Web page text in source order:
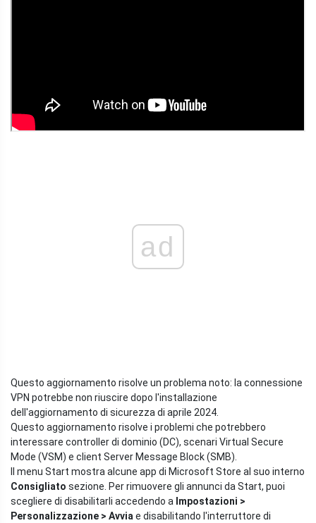
ad
Questo aggiornamento risolve un problema noto: la connessione
VPN potrebbe non riuscire dopo l'installazione
dell'aggiornamento di sicurezza di aprile 2024.
Questo aggiornamento risolve i problemi che potrebbero
interessare controller di dominio (DC), scenari Virtual Secure
Mode (VSM) e client Server Message Block (SMB).
Il menu Start mostra alcune app di Microsoft Store al suo interno
Consigliato sezione. Per rimuovere gli annunci da Start, puoi
scegliere di disabilitarli accedendo a Impostazioni >
Personalizzazione > Avvia e disabilitando l'interruttore di